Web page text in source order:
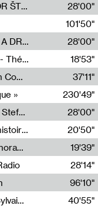
Radia Show #1100 : 74.48 DB(A) BY IGOR ŠTROMAJER FOR RADIO X
28'00"
101'50"
Radia Show #1099: TEA FM LORCA AS A DREAM
28'00"
Mimésis : MATERIA PRIMA # étude n°4 - Théâtre de l’Aquarium
18'53"
Ok Deluxe (full album) - I Don't Believe In Computing
37'11"
»
230'49"
Radia Show #1098: Radio Tecnicolor by Stefan Nussbaumer & Georg Zichy (Radio Orange 94.0)
28'00"
Mémoires en Creux #2 : Archive d'une histoire artistique
20'50"
Mémoires en Creux #1 : Contexte et panorama
19'39"
28'14"
96'10"
Anatomie du Tomason, entretien avec Sylvain Cardonnel
40'55"